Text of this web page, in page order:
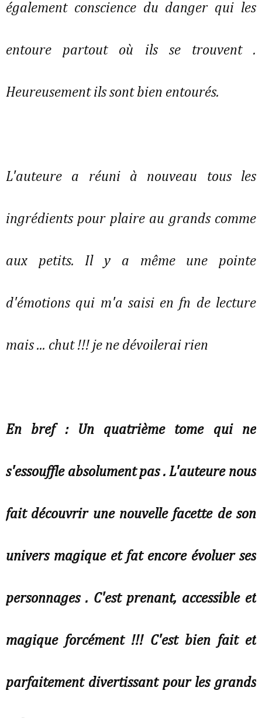
également conscience du danger qui les
entoure partout où ils se trouvent .
Heureusement ils sont bien entourés.
L'auteure a réuni à nouveau tous les
ingrédients pour plaire au grands comme
aux petits. Il y a même une pointe
d'émotions qui m'a saisi en fn de lecture
mais ... chut !!! je ne dévoilerai rien
En bref : Un quatrième tome qui ne
s'essouffle absolument pas . L'auteure nous
fait découvrir une nouvelle facette de son
univers magique et fat encore évoluer ses
personnages . C'est prenant, accessible et
magique forcément !!! C'est bien fait et
parfaitement divertissant pour les grands